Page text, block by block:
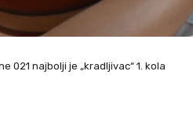
021 najbolji je „kradljivac“ 1. kola